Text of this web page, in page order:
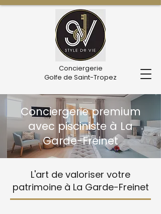
Conciergerie
Golfe de Saint-Tropez
Conciergerie premium
avec pisciniste à La
Garde-Freinet
L'art de valoriser votre
patrimoine à La Garde-Freinet